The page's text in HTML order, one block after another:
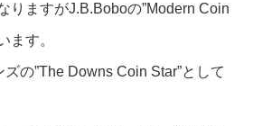
りますがJ.B.Boboの”Modern Coin
ます。
の”The Downs Coin Star”として